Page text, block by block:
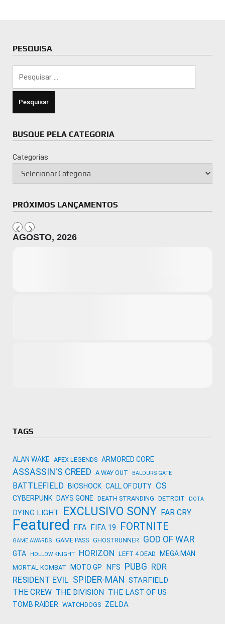
PESQUISA
BUSQUE PELA CATEGORIA
Categorias
PRÓXIMOS LANÇAMENTOS
AGOSTO, 2026
TAGS
ALAN WAKE APEX LEGENDS ARMORED CORE
ASSASSIN'S CREED A WAY OUT BALDURS GATE
BATTLEFIELD BIOSHOCK CALL OF DUTY CS
CYBERPUNK DAYS GONE DEATH STRANDING DETROIT DOTA
DYING LIGHT EXCLUSIVO SONY FAR CRY
Featured FIFA FIFA 19 FORTNITE
GAME AWARDS GAME PASS GHOSTRUNNER GOD OF WAR
GTA HOLLOW KNIGHT HORIZON LEFT 4 DEAD MEGA MAN
MORTAL KOMBAT MOTO GP NFS PUBG RDR
RESIDENT EVIL SPIDER-MAN STARFIELD
THE CREW THE DIVISION THE LAST OF US
TOMB RAIDER WATCHDOGS ZELDA